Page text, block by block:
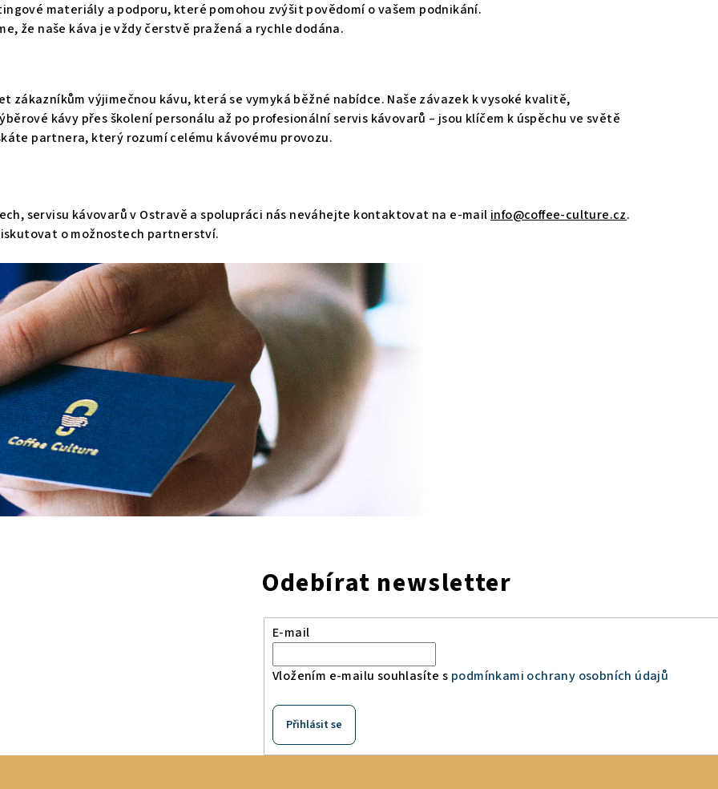
materiály a podporu, které pomohou zvýšit povědomí o vašem podnikání.
že naše káva je vždy čerstvě pražená a rychle dodána.
zákazníkům výjimečnou kávu, která se vymyká běžné nabídce. Naše závazek k vysoké kvalitě,
kávy přes školení personálu až po profesionální servis kávovarů – jsou klíčem k úspěchu ve světě
partnera, který rozumí celému kávovému provozu.
servisu kávovarů v Ostravě a spolupráci nás neváhejte kontaktovat na e-mail info@coffee-culture.cz.
o možnostech partnerství.
Odebírat newsletter
E-mail
Vložením e-mailu souhlasíte s podmínkami ochrany osobních údajů
Přihlásit se